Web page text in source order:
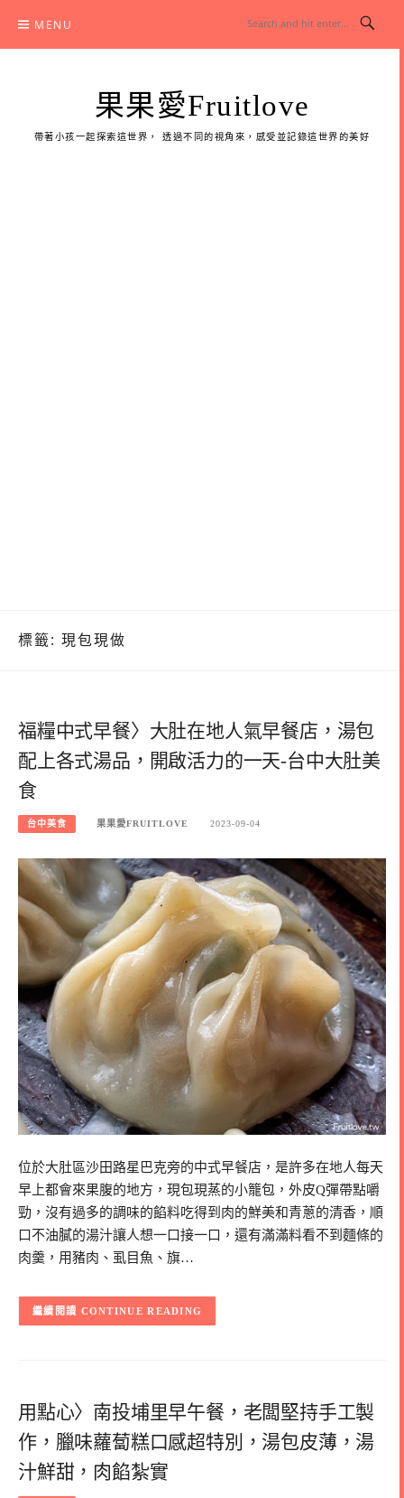
content
MENU
果果愛Fruitlove
帶著小孩一起探索這世界， 透過不同的視角來，感受並記錄這世界的美好
標籤: 現包現做
福糧中式早餐〉大肚在地人氣早餐店，湯包
配上各式湯品，開啟活力的一天-台中大肚美
食
台中美食 果果愛FRUITLOVE 2023-09-04
位於大肚區沙田路星巴克旁的中式早餐店，是許多在地人每天
早上都會來果腹的地方，現包現蒸的小籠包，外皮Q彈帶點嚼
勁，沒有過多的調味的餡料吃得到肉的鮮美和青蔥的清香，順
口不油膩的湯汁讓人想一口接一口，還有滿滿料看不到麵條的
肉羹，用豬肉、虱目魚、旗…
CONTINUE READING
用點心〉南投埔里早午餐，老闆堅持手工製
作，臘味蘿蔔糕口感超特別，湯包皮薄，湯
汁鮮甜，肉餡紮實